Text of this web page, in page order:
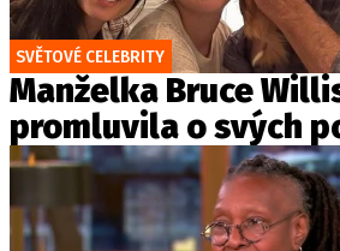
SVĚTOVÉ CELEBRITY
Manželka Bruce
promluvila o svých